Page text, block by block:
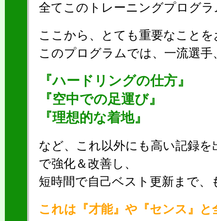
全てこのトレーニングプログ
ここから、とても重要なこと
このプログラムでは、一流選
『ハードリングの仕方』
『空中での足運び』
『理想的な着地』
など、これ以外にも高い記録
で強化＆改善し、
短時間で自己ベスト更新まで
これは『才能』や『センス』